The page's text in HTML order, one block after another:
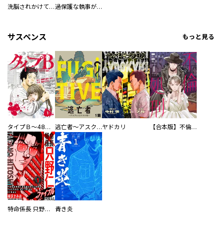
洗脳されかけていた悪役令嬢ですが家出を決意しました。【電子単行本版／特典おまけ付き】 過保護な執事が私の婚活を邪魔してきます！ 分冊版
サスペンス もっと見る
タイプＢ～48時間後、致死率100％～【単話】 逃亡者～アスクレピオスの杖～ヤドカリ 【合本版】不倫処刑
特命係長 只野仁ファイナル 愛蔵版 青き炎